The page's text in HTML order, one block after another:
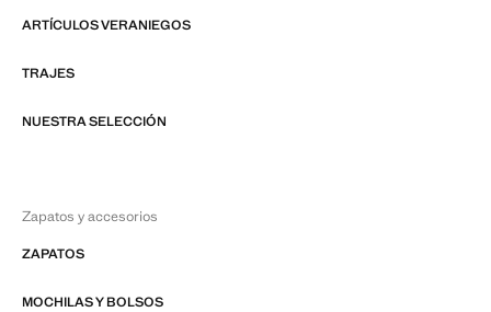
ARTÍCULOS VERANIEGOS
TRAJES
NUESTRA SELECCIÓN
Zapatos y accesorios
ZAPATOS
MOCHILAS Y BOLSOS